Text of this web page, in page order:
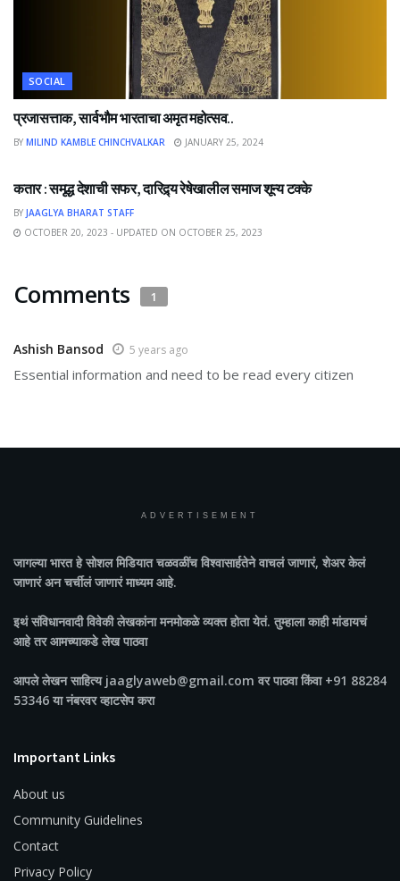
SOCIAL
प्रजासत्ताक, सार्वभौम भारताचा अमृत महोत्सव..
BY MILIND KAMBLE CHINCHVALKAR JANUARY 25, 2024
कतार : समृद्ध देशाची सफर, दारिद्र्य रेषेखालील समाज शून्य टक्के
BY JAAGLYA BHARAT STAFF
OCTOBER 20, 2023 - UPDATED ON OCTOBER 25, 2023
Comments 1
Ashish Bansod 5 years ago
Essential information and need to be read every citizen
ADVERTISEMENT
जागल्या भारतहे सोशल मिडियात चळवळींच विश्वासार्हतेने वाचलं जाणारं, शेअर केलं
जाणारं अन चर्चीलं जाणारं माध्यम आहे.
इथं संविधानवादी विवेकी लेखकांना मनमोकळे व्यक्त होता येतं. तुम्हाला काही मांडायचं
आहे तर आमच्याकडे लेख पाठवा
आपले लेखन साहित्य jaaglyaweb@gmail.com वर पाठवा किंवा +91 88284
53346 या नंबरवर व्हाटसेप करा
Important Links
About us
Community Guidelines
Contact
Privacy Policy